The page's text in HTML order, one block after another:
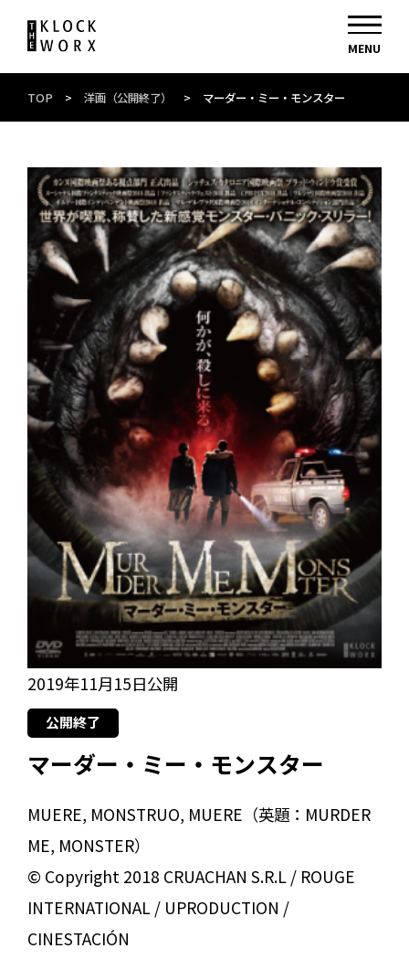
TOP > 洋画（公開終了） > マーダー・ミー・モンスター
2019年11月15日公開
公開終了
マーダー・ミー・モンスター
MUERE, MONSTRUO, MUERE（英題：MURDER
ME, MONSTER）
© Copyright 2018 CRUACHAN S.R.L / ROUGE
INTERNATIONAL / UPRODUCTION /
CINESTACIÓN